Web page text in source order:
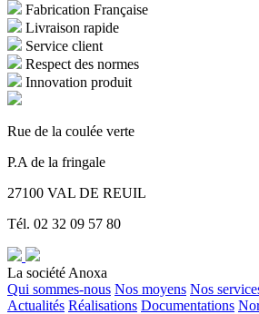
Fabrication Française
Livraison rapide
Service client
Respect des normes
Innovation produit
Rue de la coulée verte
P.A de la fringale
27100 VAL DE REUIL
Tél. 02 32 09 57 80
La société Anoxa
Qui sommes-nous Nos moyens Nos
Actualités Réalisations Documentations